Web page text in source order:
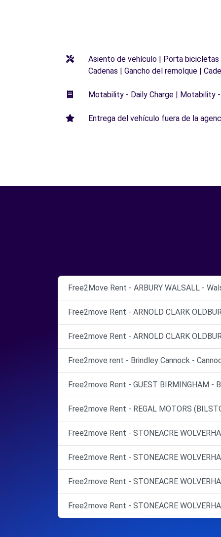
Asiento de vehículo | Porta bicicletas
Cadenas | Gancho del remolque |
Motability - Daily Charge |
Entrega del vehículo fuera de la
Free2Move Rent - ARBURY WALSALL -
Free2move Rent - ARNOLD CLARK
Free2move Rent - ARNOLD CLARK
Free2move rent - Brindley Cannock -
Free2move Rent - GUEST BIRMINGHAM -
Free2move Rent - REGAL MOTORS
Free2move Rent - STONEACRE
Free2move Rent - STONEACRE
Free2move Rent - STONEACRE
Free2move Rent - STONEACRE